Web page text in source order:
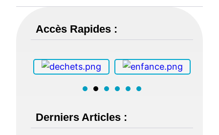
Accès Rapides :
Derniers Articles :